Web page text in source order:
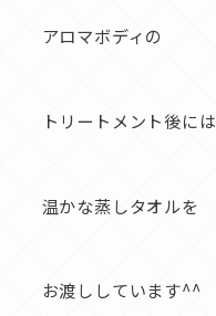
アロマボディの
トリートメント後には
温かな蒸しタオルを
お渡ししています^^